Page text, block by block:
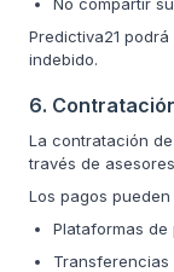
Predictiva21
indebido.
6.
La contratación
través de
Los pagos
Plataformas de
Transferencias